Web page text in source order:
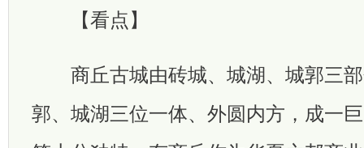
【看点】
商丘古城由砖城、城湖、城郭三部
郭、城湖三位一体、外圆内方，成一